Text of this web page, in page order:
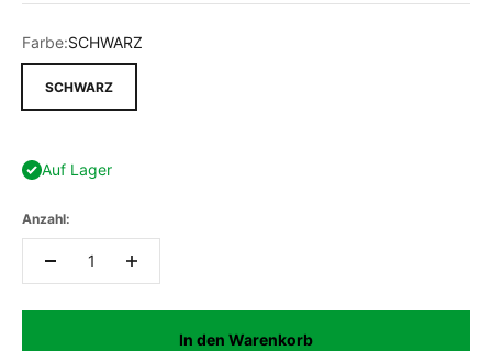
Farbe:SCHWARZ
SCHWARZ
Auf Lager
Anzahl:
In den Warenkorb